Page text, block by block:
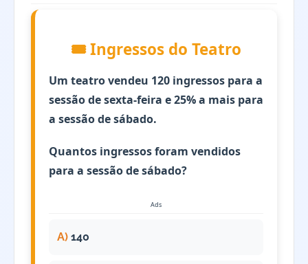
🎟️ Ingressos do Teatro
Um teatro vendeu 120 ingressos para a
sessão de sexta-feira e 25% a mais para
a sessão de sábado.
Quantos ingressos foram vendidos
para a sessão de sábado?
Ads
A) 140